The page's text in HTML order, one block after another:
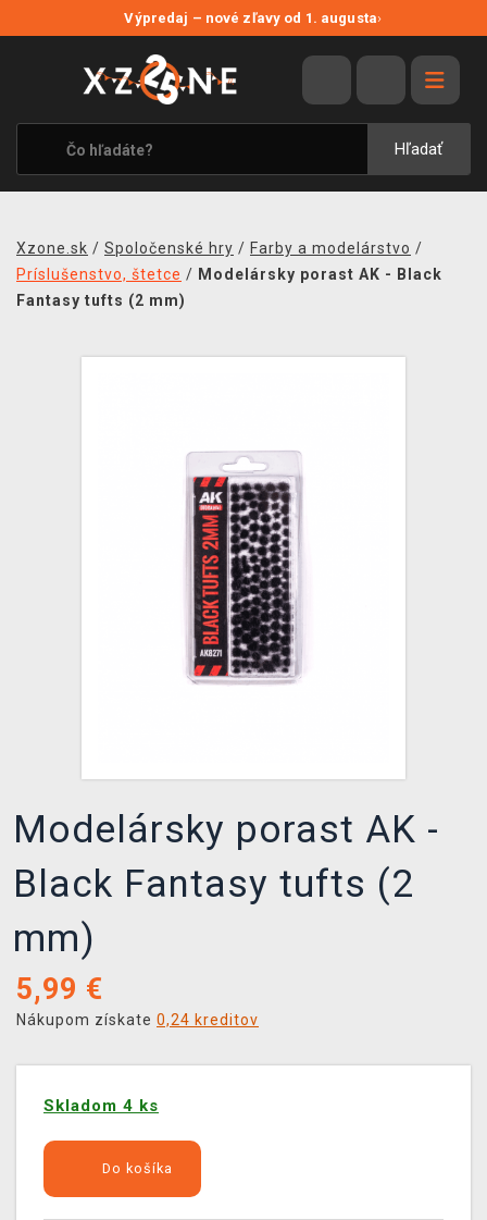
Výpredaj – nové zľavy od 1. augusta›
Hľadať
VÝPREDAJ
VIDEOHRY
XZONE ORIGINALS
TEMATIKY
MERCHANDISE
Xzone.sk / Spoločenské hry / Farby a modelárstvo /
Príslušenstvo, štetce / Modelársky porast AK - Black
Fantasy tufts (2 mm)
Modelársky porast AK -
Black Fantasy tufts (2
mm)
5,99 €
Nákupom získate 0,24 kreditov
Skladom 4 ks
Do košíka